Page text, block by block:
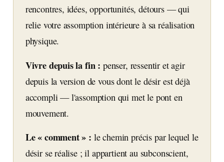
rencontres, idées, opportunités, détours — qui
relie votre assomption intérieure à sa réalisation
physique.
Vivre depuis la fin : penser, ressentir et agir
depuis la version de vous dont le désir est déjà
accompli — l'assomption qui met le pont en
mouvement.
Le « comment » : le chemin précis par lequel le
désir se réalise ; il appartient au subconscient,